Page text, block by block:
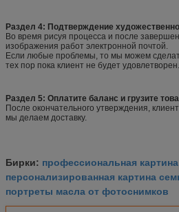
Раздел 4: Подтверждение
Во время рисуя процесса и после
изображения работ электронной почтой.
Если любые проблемы, то мы можем
тех пор пока клиент не будет удовлетворен.
Раздел 5: Оплатите баланс и грузите
После окончательного утверждения,
мы делаем доставку.
Бирки: профессиональная
персонализированная картина
портреты масла от фотоснимков